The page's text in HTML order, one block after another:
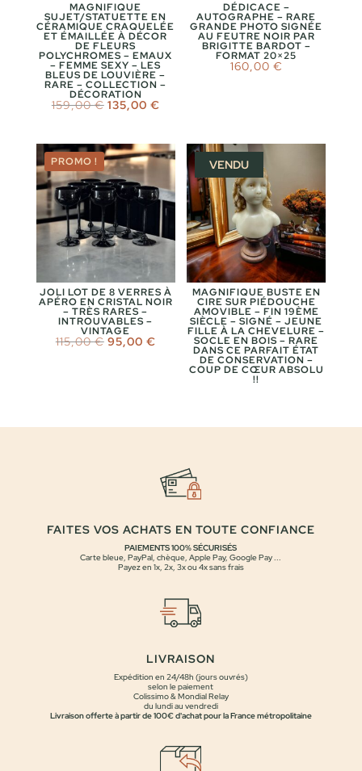
MAGNIFIQUE
SUJET/STATUETTE EN
CÉRAMIQUE CRAQUELÉE
ET ÉMAILLÉE À DÉCOR
DE FLEURS
POLYCHROMES – EMAUX
– FEMME SEXY – LES
BLEUS DE LOUVIÈRE –
RARE – COLLECTION –
DÉCORATION
159,00€ Le
prix
159,00 €.
135,00 €Le
135,00 €.
DÉDICACE –
AUTOGRAPHE – RARE
GRANDE PHOTO SIGNÉE
AU FEUTRE NOIR PAR
BRIGITTE BARDOT –
FORMAT 20×25
160,00 €
PROMO !
JOLI LOT DE 8 VERRES À
APÉRO EN CRISTAL NOIR
– TRÈS RARES –
INTROUVABLES –
VINTAGE
115,00€ Le
prix
95,00 €Le
actuel
VENDU
MAGNIFIQUE BUSTE EN
CIRE SUR PIÉDOUCHE
AMOVIBLE – FIN 19ÈME
SIÈCLE – SIGNÉ – JEUNE
FILLE À LA CHEVELURE –
SOCLE EN BOIS – RARE
DANS CE PARFAIT ÉTAT
DE CONSERVATION –
COUP DE CŒUR ABSOLU
!!
FAITES VOS ACHATS EN TOUTE CONFIANCE
PAIEMENTS 100% SÉCURISÉS
Carte bleue, PayPal, chèque, Apple Pay, Google Pay ...
Payez en 1x, 2x, 3x ou 4x sans frais
LIVRAISON
Expédition en 24/48h (jours ouvrés)
selon le paiement
Colissimo & Mondial Relay
du lundi au vendredi
Livraison offerte à partir de 100€ d'achat pour la France métropolitaine